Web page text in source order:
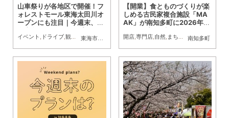
東海市
,知多市 東浦町,阿久比町,半田市,常滑市,武豊町
山車祭りが各地区で開催！フ
ォレストモール東海太田川オ
ープンにも注目｜今週末、知
【4/11(土)・12(日)】
イベント , ドライブ,観光 自然,まちネタ 季節ネタ,まとめ記事 ,親子,家族南知多町
【開業】食とものづくりが楽
しめる古民家複合施設「MA
AK」が南知多町に2026年夏
開店,専門店,自然, まちネタ